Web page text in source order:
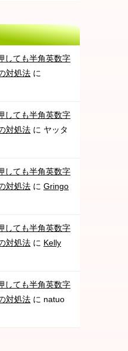
しても半角英数字
対処法 に
しても半角英数字
対処法 に ヤッタ
しても半角英数字
対処法 に Gringo
しても半角英数字
対処法 に Kelly
しても半角英数字
対処法 に natuo